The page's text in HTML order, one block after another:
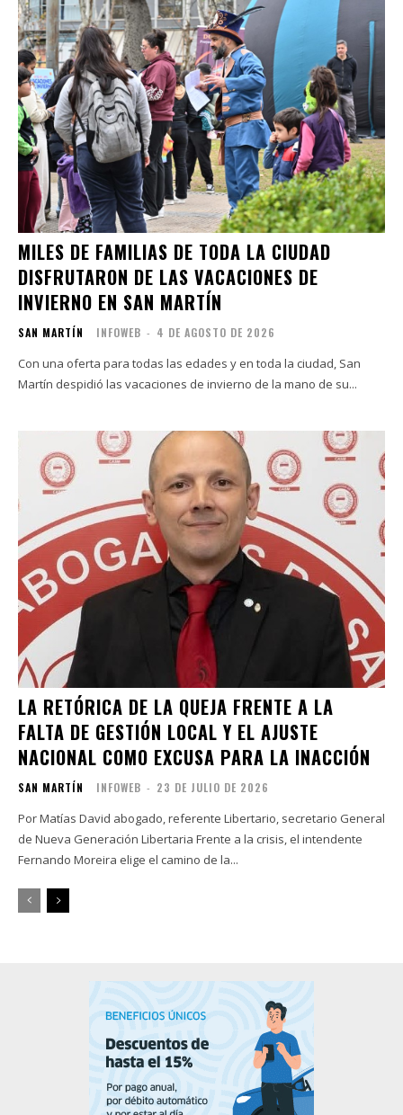
MILES DE FAMILIAS DE TODA LA CIUDAD
DISFRUTARON DE LAS VACACIONES DE
INVIERNO EN SAN MARTÍN
SAN MARTÍN INFOWEB - 4 DE AGOSTO DE 2026
Con una oferta para todas las edades y en toda la ciudad, San
Martín despidió las vacaciones de invierno de la mano de su...
LA RETÓRICA DE LA QUEJA FRENTE A LA
FALTA DE GESTIÓN LOCAL Y EL AJUSTE
NACIONAL COMO EXCUSA PARA LA INACCIÓN
SAN MARTÍN INFOWEB - 23 DE JULIO DE 2026
Por Matías David abogado, referente Libertario, secretario General
de Nueva Generación Libertaria Frente a la crisis, el intendente
Fernando Moreira elige el camino de la...